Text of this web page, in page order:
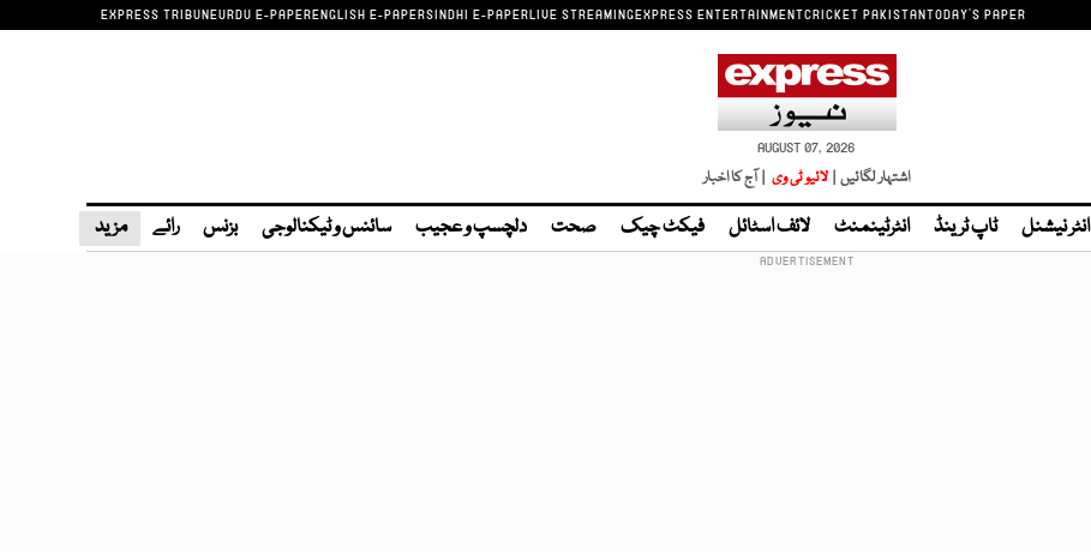
EXPRESS TRIBUNEURDU E-PAPERENGLISH E-PAPERSINDHI E-PAPERLIVE STREAMINGEXPRESS ENTERTAINMENTCRICKET PAKISTANTODAY'S PAPER
AUGUST 07, 2026
اشتہار لگائیں | لائیو ٹی وی | آج کا اخبار
انٹر نیشنل ٹاپ ٹرینڈ انٹرٹینمنٹ لائف اسٹائل فیکٹ چیک صحت دلچسپ و عجیب سائنس و ٹیکنالوجی بزنس رائے مزید